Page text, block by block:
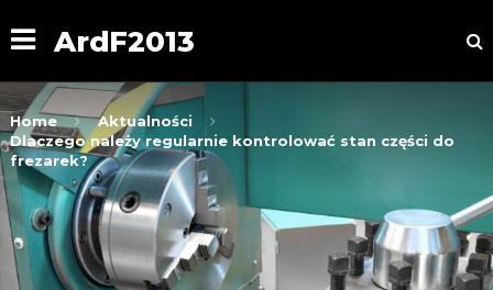
ArdF2013
Home
Aktualności
Dlaczego należy regularnie kontrolować stan części do
frezarek?